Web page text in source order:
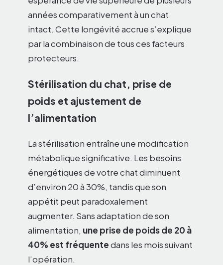
années comparativement à un chat
intact. Cette longévité accrue s’explique
par la combinaison de tous ces facteurs
protecteurs.
Stérilisation du chat, prise de
poids et ajustement de
l’alimentation
La stérilisation entraîne une modification
métabolique significative. Les besoins
énergétiques de votre chat diminuent
d’environ 20 à 30%, tandis que son
appétit peut paradoxalement
augmenter. Sans adaptation de son
alimentation, une prise de poids de 20 à
40% est fréquentedans les mois suivant
l’opération.